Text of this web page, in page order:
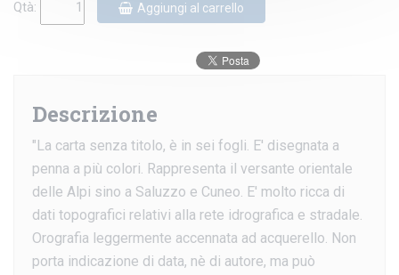
Qtà: Aggiungi al carrello
Descrizione
"La carta senza titolo, è in sei fogli. E' disegnata a
penna a più colori. Rappresenta il versante orientale
delle Alpi sino a Saluzzo e Cuneo. E' molto ricca di
dati topografici relativi alla rete idrografica e stradale.
Orografia leggermente accennata ad acquerello. Non
porta indicazione di data, nè di autore, ma può